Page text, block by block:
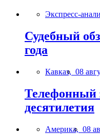
Экспресс-
Судебный
года
Кавказ, 08
Телефонный
десятилетия
Америка, 08